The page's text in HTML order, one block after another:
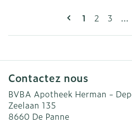
Vous lisez
1 Page
2 Page
3 ...
Contactez nous
BVBA Apotheek Herman -
Zeelaan 135
8660 De Panne